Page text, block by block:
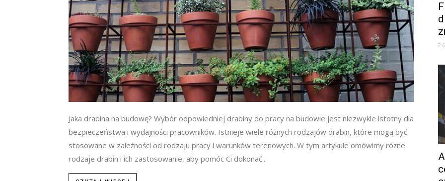
Jaka drabina na budowę? Wybór odpowiedniej drabiny do pracy na budowie jest niezwykle istotny dla
bezpieczeństwa i wydajności pracowników. Istnieje wiele różnych rodzajów drabin, które mogą być
stosowane w zależności od rodzaju pracy i warunków terenowych. W tym artykule omówimy różne
rodzaje drabin i ich zastosowanie, aby pomóc Ci dokonać...